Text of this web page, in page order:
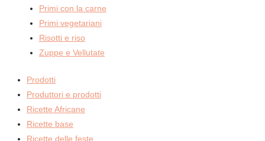
Primi con la carne
Primi vegetariani
Risotti e riso
Zuppe e Vellutate
Prodotti
Produttori e prodotti
Ricette Africane
Ricette base
Ricette delle feste